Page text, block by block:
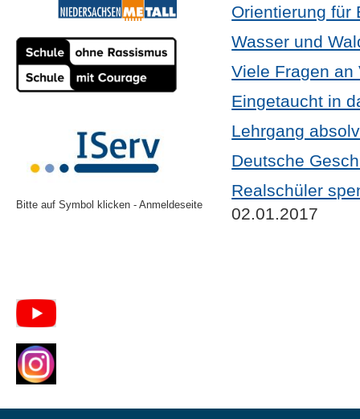
Bitte auf Symbol klicken - Anmeldeseite
Orientierung für
Wasser und
Viele Fragen an
Eingetaucht in
Lehrgang
Deutsche
Realschüler
02.01.2017